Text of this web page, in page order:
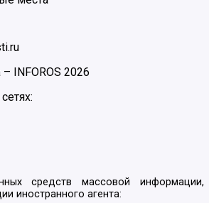
–
INFOROS 2026
средств массовой информации,
иностранного агента: